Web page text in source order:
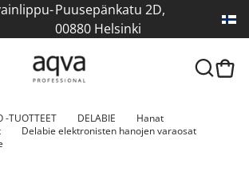
Puusepänkatu 2D,
00880 Helsinki
-TUOTTEET DELABIE
Hanat
Delabie elektronisten hanojen varaosat